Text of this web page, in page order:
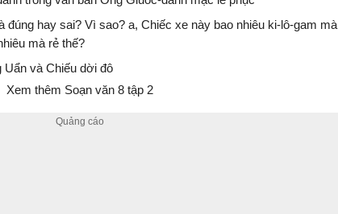
đúng hay sai? Vì sao? a, Chiếc xe này bao nhiêu ki-lô-gam mà
mà rẻ thế?
Uẩn và Chiếu dời đô
Xem thêm Soạn văn 8 tập 2